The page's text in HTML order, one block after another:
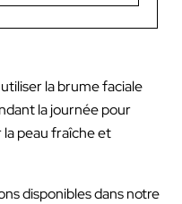
la brume faciale
la journée pour
peau fraîche et
disponibles dans notre